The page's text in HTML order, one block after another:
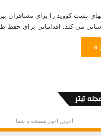
تست کووید را برای مسافران
می کند. اقداماتی برای حفظ
»
تیتر
آخرین اخبار همیشه با شما